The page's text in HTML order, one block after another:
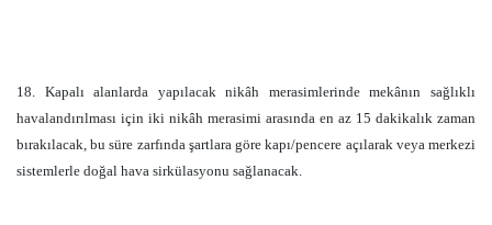
18. Kapalı alanlarda yapılacak nikâh merasimlerinde mekânın sağlıklı
havalandırılması için iki nikâh merasimi arasında en az 15 dakikalık zaman
bırakılacak, bu süre zarfında şartlara göre kapı/pencere açılarak veya merkezi
sistemlerle doğal hava sirkülasyonu sağlanacak.